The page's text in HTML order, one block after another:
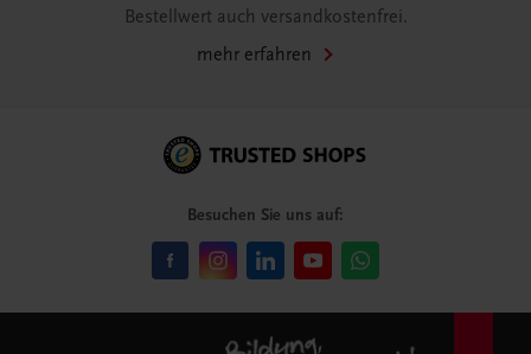
Bestellwert auch versandkostenfrei.
mehr erfahren
Besuchen Sie uns auf: